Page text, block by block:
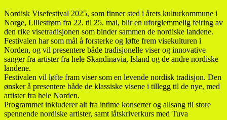
Nordisk Visefestival 2025, som finner sted i årets kulturkommune i
Norge, Lillestrøm fra 22. til 25. mai, blir en uforglemmelig feiring av
den rike visetradisjonen som binder sammen de nordiske landene.
Festivalen har som mål å forsterke og løfte frem visekulturen i
Norden, og vil presentere både tradisjonelle viser og innovative
sanger fra artister fra hele Skandinavia, Island og de andre nordiske
landene.
Festivalen vil løfte fram viser som en levende nordisk tradisjon. Den
ønsker å presentere både de klassiske visene i tillegg til de nye, med
artister fra hele Norden.
Programmet inkluderer alt fra intime konserter og allsang til store
spennende nordiske artister, samt låtskriverkurs med Tuva